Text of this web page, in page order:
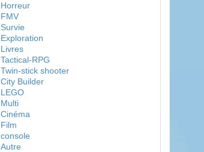
Horreur
FMV
Survie
Exploration
Livres
Tactical-RPG
Twin-stick shooter
City Builder
LEGO
Multi
Cinéma
Film
console
Autre